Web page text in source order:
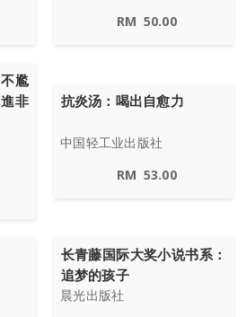
RM 50.00
尷
非
抗炎汤：喝出自愈力
中国轻工业出版社
RM 53.00
长青藤国际大奖小说书系：
追梦的孩子
晨光出版社